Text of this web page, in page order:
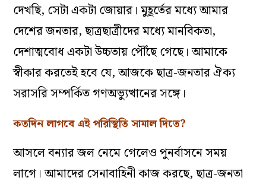
দেখছি, সেটা একটা জোয়ার। মুহূর্তের মধ্যে আমার
দেশের জনতার, ছাত্রছাত্রীদের মধ্যে মানবিকতা,
দেশাত্মবোধ একটা উচ্চতায় পৌঁছে গেছে। আমাকে
স্বীকার করতেই হবে যে, আজকে ছাত্র-জনতার ঐক্য
সরাসরি সম্পর্কিত গণঅভ্যুত্থানের সঙ্গে।
কতদিন লাগবে এই পরিস্থিতি সামাল দিতে?
আসলে বন্যার জল নেমে গেলেও পুনর্বাসনে সময়
লাগে। আমাদের সেনাবাহিনী কাজ করছে, ছাত্র-জনতা